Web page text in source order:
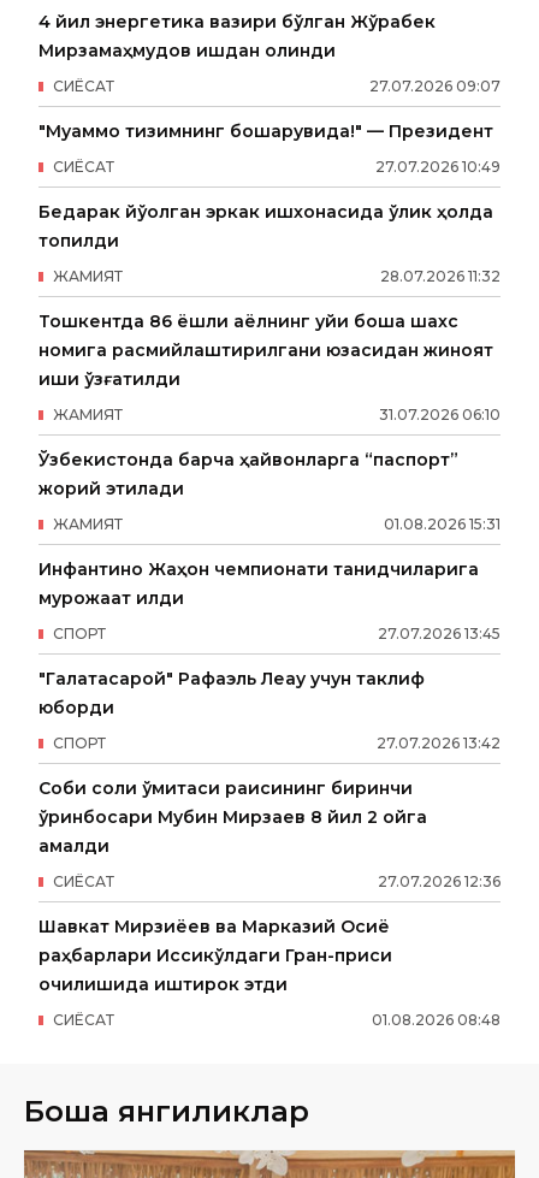
4 йил энергетика вазири бўлган Жўрабек
Мирзамаҳмудов ишдан олинди
27.07.2026 09:07
СИËСАТ
"Муаммо тизимнинг бошқарувида!" — Президент
27.07.2026 10:49
СИËСАТ
Бедарак йўқолган эркак ишхонасида ўлик ҳолда
топилди
28.07.2026 11:32
ЖАМИЯТ
Тошкентда 86 ёшли аёлнинг уйи бошқа шахс
номига расмийлаштирилгани юзасидан жиноят
иши қўзғатилди
31.07.2026 06:10
ЖАМИЯТ
Ўзбекистонда барча ҳайвонларга “паспорт”
жорий этилади
01.08.2026 15:31
ЖАМИЯТ
Инфантино Жаҳон чемпионати танқидчиларига
мурожаат қилди
27.07.2026 13:45
СПОРТ
"Галатасарой" Рафаэль Леау учун таклиф
юборди
27.07.2026 13:42
СПОРТ
Собиқ солиқ қўмитаси раисининг биринчи
ўринбосари Мубин Мирзаев 8 йил 2 ойга
қамалди
27.07.2026 12:36
СИËСАТ
Шавкат Мирзиёев ва Марказий Осиё
раҳбарлари Иссиқкўлдаги Гран-приси
очилишида иштирок этди
01.08.2026 08:48
СИËСАТ
Бошқа янгиликлар